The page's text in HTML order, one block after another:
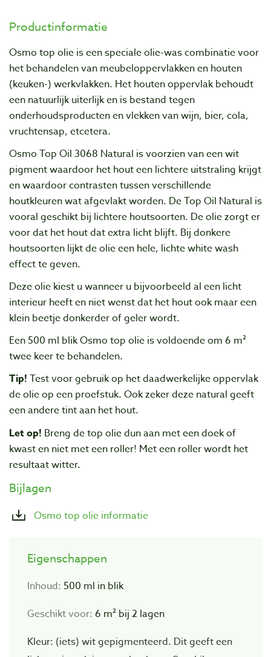
Productinformatie
Osmo top olie is een speciale olie-was combinatie voor
het behandelen van meubeloppervlakken en houten
(keuken-) werkvlakken. Het houten oppervlak behoudt
een natuurlijk uiterlijk en is bestand tegen
onderhoudsproducten en vlekken van wijn, bier, cola,
vruchtensap, etcetera.
Osmo Top Oil 3068 Natural is voorzien van een wit
pigment waardoor het hout een lichtere uitstraling krijgt
en waardoor contrasten tussen verschillende
houtkleuren wat afgevlakt worden. De Top Oil Natural is
vooral geschikt bij lichtere houtsoorten. De olie zorgt er
voor dat het hout dat extra licht blijft. Bij donkere
houtsoorten lijkt de olie een hele, lichte white wash
effect te geven.
Deze olie kiest u wanneer u bijvoorbeeld al een licht
interieur heeft en niet wenst dat het hout ook maar een
klein beetje donkerder of geler wordt.
Een 500 ml blik Osmo top olie is voldoende om 6 m²
twee keer te behandelen.
Tip! Test voor gebruik op het daadwerkelijke oppervlak
de olie op een proefstuk. Ook zeker deze natural geeft
een andere tint aan het hout.
Let op! Breng de top olie dun aan met een doek of
kwast en niet met een roller! Met een roller wordt het
resultaat witter.
Bijlagen
Osmo top olie informatie
Eigenschappen
Inhoud: 500 ml in blik
Geschikt voor: 6 m² bij 2 lagen
Kleur: (iets) wit gepigmenteerd. Dit geeft een